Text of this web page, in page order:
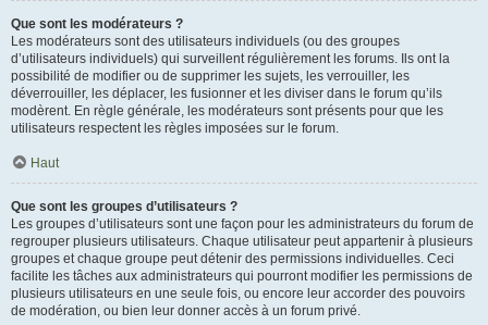
Que sont les modérateurs ?
Les modérateurs sont des utilisateurs individuels (ou des groupes
d’utilisateurs individuels) qui surveillent régulièrement les forums. Ils ont la
possibilité de modifier ou de supprimer les sujets, les verrouiller, les
déverrouiller, les déplacer, les fusionner et les diviser dans le forum qu’ils
modèrent. En règle générale, les modérateurs sont présents pour que les
utilisateurs respectent les règles imposées sur le forum.
Haut
Que sont les groupes d’utilisateurs ?
Les groupes d’utilisateurs sont une façon pour les administrateurs du forum de
regrouper plusieurs utilisateurs. Chaque utilisateur peut appartenir à plusieurs
groupes et chaque groupe peut détenir des permissions individuelles. Ceci
facilite les tâches aux administrateurs qui pourront modifier les permissions de
plusieurs utilisateurs en une seule fois, ou encore leur accorder des pouvoirs
de modération, ou bien leur donner accès à un forum privé.